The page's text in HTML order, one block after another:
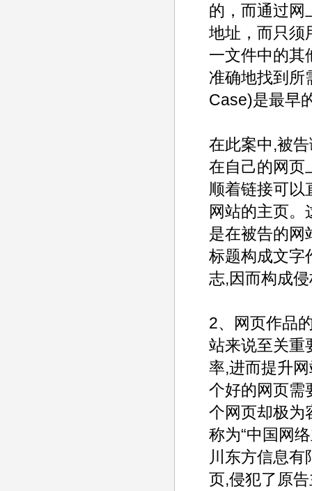
的，而通过网
地址，而只须
一文件中的其
准确地找到所
Case)是最早
在此案中,被
在自己的网页
顺着链接可以
网站的主页。
是在被告的网
标题构成文字
志,因而构成
2、网页作品
站来说至关重
率,进而提升
个好的网页需
个网页却极为
称为“中国网
川东方信息
页,侵犯了原